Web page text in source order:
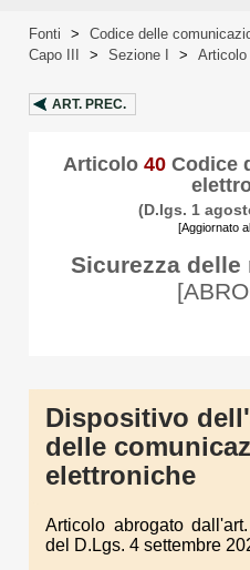
Fonti > Codice delle
Capo III
> Sezione I > Articolo
ART. PREC.
Articolo 40 Codice
(D.lgs. 1
[Aggiornato
Sicurezza
Dispositivo
delle
elettroniche
Articolo abrogato
del D.Lgs. 4 settembre